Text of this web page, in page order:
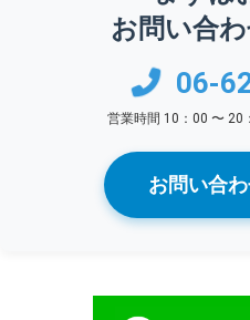
お問い合
06-
営業時間 10：00 〜 20
お問い合